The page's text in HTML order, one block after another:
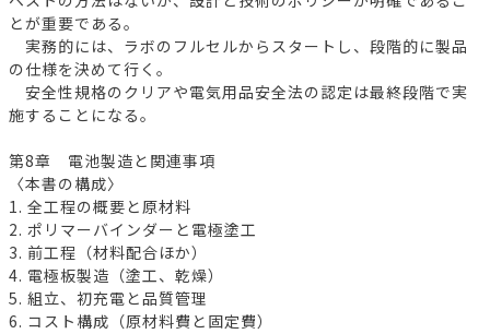
とが重要である。
実務的には、ラボのフルセルからスタートし、段階的に製品
の仕様を決めて行く。
安全性規格のクリアや電気用品安全法の認定は最終段階で実
施することになる。
第8章 電池製造と関連事項
〈本書の構成〉
1. 全工程の概要と原材料
2. ポリマーバインダーと電極塗工
3. 前工程（材料配合ほか）
4. 電極板製造（塗工、乾燥）
5. 組立、初充電と品質管理
6. コスト構成（原材料費と固定費）